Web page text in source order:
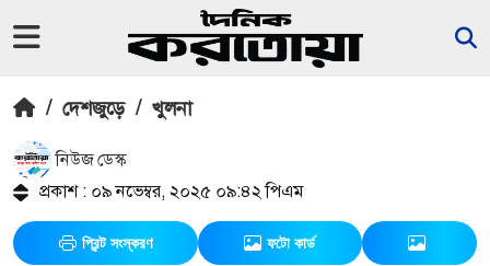
/ দেশজুড়ে / খুলনা
নিউজ ডেস্ক
প্রকাশ : ০৯ নভেম্বর, ২০২৫ ০৯:৪২ পিএম
প্রিন্ট সংস্করণ ফটো কার্ড